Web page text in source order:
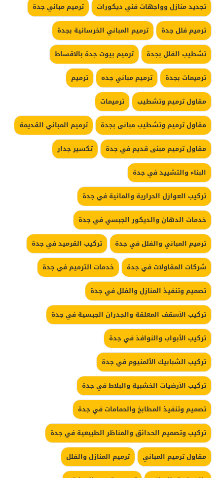
تجديد منازل وواجهات فني ديكورات
ترميم مباني جدة
ترميم فلل جدة
ترميم المباني الخرسانية بجدة
تشطيب الفلل بجدة
ترميم بيوت جدة بالاقساط
ترميمات بجدة
ترميم مباني جده
ترميم
مقاول ترميم وتشطيب
ترميمات
مقاول ترميم وتشطيب مبانى بجدة
ترميم المباني القديمة
مقاول ترميم مبنى قديم في جدة
تكسير جدار
البناء والتشييد في جدة
تركيب العوازل الحرارية والمائية في جدة
خدمات الدهان والديكور الجبسي في جدة
ترميم المباني والفلل في جدة
تركيب القرميد في جدة
شركات المقاولات في جدة
خدمات الترميم في جدة
تصميم وتنفيذ المنازل والفلل في جدة
تركيب الأسقف المعلقة والجدران الجبسية في جدة
تركيب الأبواب والنوافذ في جدة
تركيب الشبابيك الألمنيوم في جدة
تركيب الأرضيات الخشبية والبلاط في جدة
تصميم وتنفيذ المطابخ والحمامات في جدة
تركيب وتصميم الحدائق والمناظر الطبيعية في جدة
مقاول ترميم المباني
ترميم المنازل والفلل